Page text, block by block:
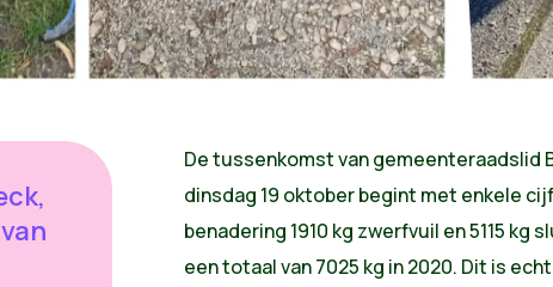
De tussenkomst van gemeenteraadslid
dinsdag 19 oktober begint met enkele
benadering 1910 kg zwerfvuil en 5115 kg
een totaal van 7025 kg in 2020. Dit is